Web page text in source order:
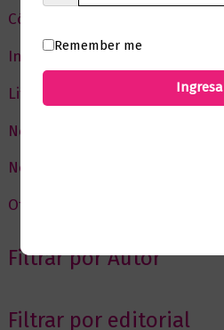
Cómic y Fantasía
Infantil y Juvenil
Literatura
Negocios
Novedades
Ofertas
Filtrar por Autor
Filtrar por editorial
Remember me
Ingresa